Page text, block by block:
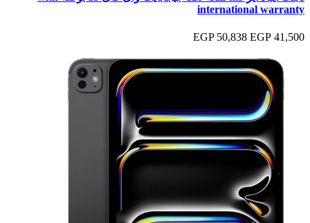
international warranty
41,500 EGP
50,838 EGP